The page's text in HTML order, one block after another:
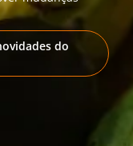
do